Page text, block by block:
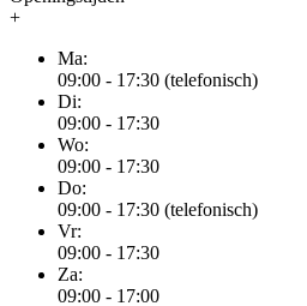
+
Ma:
09:00 - 17:30 (telefonisch)
Di:
09:00 - 17:30
Wo:
09:00 - 17:30
Do:
09:00 - 17:30 (telefonisch)
Vr:
09:00 - 17:30
Za:
09:00 - 17:00